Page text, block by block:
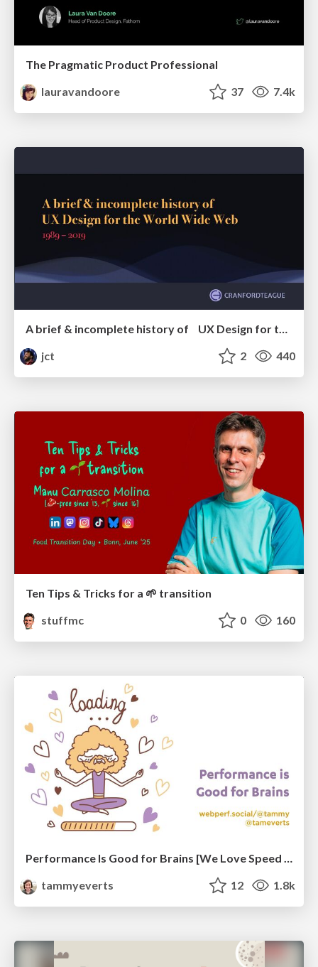
The Pragmatic Product Professional
lauravandoore
37 7.4k
A brief & incomplete history of UX Design for the World Wide Web: 1989–2019
jct
2 440
Ten Tips & Tricks for a 🌱 transition
stuffmc
0 160
Performance Is Good for Brains [We Love Speed 2024]
tammyeverts
12 1.8k